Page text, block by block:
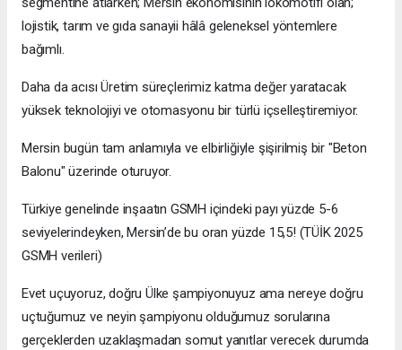
lojistik, tarım ve gıda sanayii hâlâ geleneksel yöntemlere
bağımlı.
Daha da acısı Üretim süreçlerimiz katma değer yaratacak
yüksek teknolojiyi ve otomasyonu bir türlü içselleştiremiyor.
Mersin bugün tam anlamıyla ve elbirliğiyle şişirilmiş bir "Beton
Balonu" üzerinde oturuyor.
Türkiye genelinde inşaatın GSMH içindeki payı yüzde 5-6
seviyelerindeyken, Mersin’de bu oran yüzde 15,5! (TÜİK 2025
GSMH verileri)
Evet uçuyoruz, doğru Ülke şampiyonuyuz ama nereye doğru
uçtuğumuz ve neyin şampiyonu olduğumuz sorularına
gerçeklerden uzaklaşmadan somut yanıtlar verecek durumda